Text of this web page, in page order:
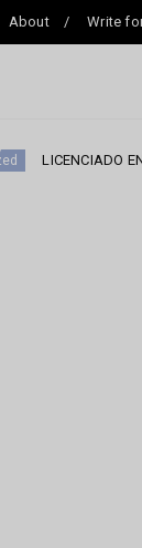
About Write
EN